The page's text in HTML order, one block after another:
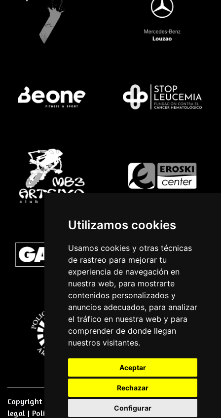
Utilizamos cookies
Usamos cookies y otras técnicas
de rastreo para mejorar tu
experiencia de navegación en
nuestra web, para mostrarte
contenidos personalizados y
anuncios adecuados, para analizar
el tráfico en nuestra web y para
comprender de donde llegan
nuestros visitantes.
Aceptar
Rechazar
Configurar
Copyright © 2026 | Powered byCCNorte Desarrollo|Nota
legal | Politica de privacidade